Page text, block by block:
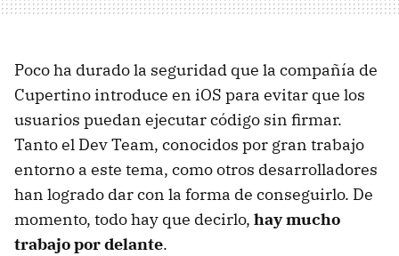
Poco ha durado la seguridad que la compañía de
Cupertino introduce en iOS para evitar que los
usuarios puedan ejecutar código sin firmar.
Tanto el Dev Team, conocidos por gran trabajo
entorno a este tema, como otros desarrolladores
han logrado dar con la forma de conseguirlo. De
momento, todo hay que decirlo, hay mucho
trabajo por delante.